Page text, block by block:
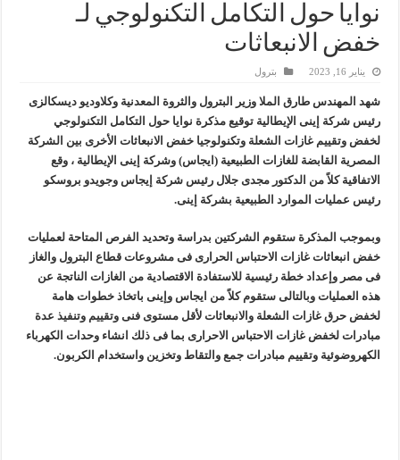
نوايا حول التكامل التكنولوجي لـ
خفض الانبعاثات
يناير 16, 2023 بترول
شهد المهندس طارق الملا وزير البترول والثروة المعدنية وكلاوديو ديسكالزى
رئيس شركة إينى الإيطالية توقيع مذكرة نوايا حول التكامل التكنولوجي
لخفض وتقييم غازات الشعلة وتكنولوجيا خفض الانبعاثات الأخرى بين الشركة
المصرية القابضة للغازات الطبيعية (ايجاس) وشركة إينى الإيطالية ، وقع
الاتفاقية كلاً من الدكتور مجدى جلال رئيس شركة إيجاس وجويدو بروسكو
رئيس عمليات الموارد الطبيعية بشركة إينى.
وبموجب المذكرة ستقوم الشركتين بدراسة وتحديد الفرص المتاحة لعمليات
خفض انبعاثات غازات الاحتباس الحرارى فى مشروعات قطاع البترول والغاز
فى مصر وإعداد خطة رئيسية للاستفادة الاقتصادية من الغازات الناتجة عن
هذه العمليات وبالتالى ستقوم كلاً من ايجاس وإينى باتخاذ خطوات هامة
لخفض حرق غازات الشعلة والانبعاثات لأقل مستوى فنى وتقييم وتنفيذ عدة
مبادرات لخفض غازات الاحتباس الاحرارى بما فى ذلك انشاء وحدات الكهرباء
الكهروضوئية وتقييم مبادرات جمع والتقاط وتخزين واستخدام الكربون.